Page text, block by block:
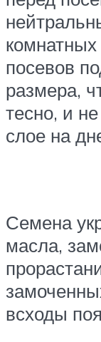
посевов
размера,
тесно, и
слое на
Семена
масла,
всходы